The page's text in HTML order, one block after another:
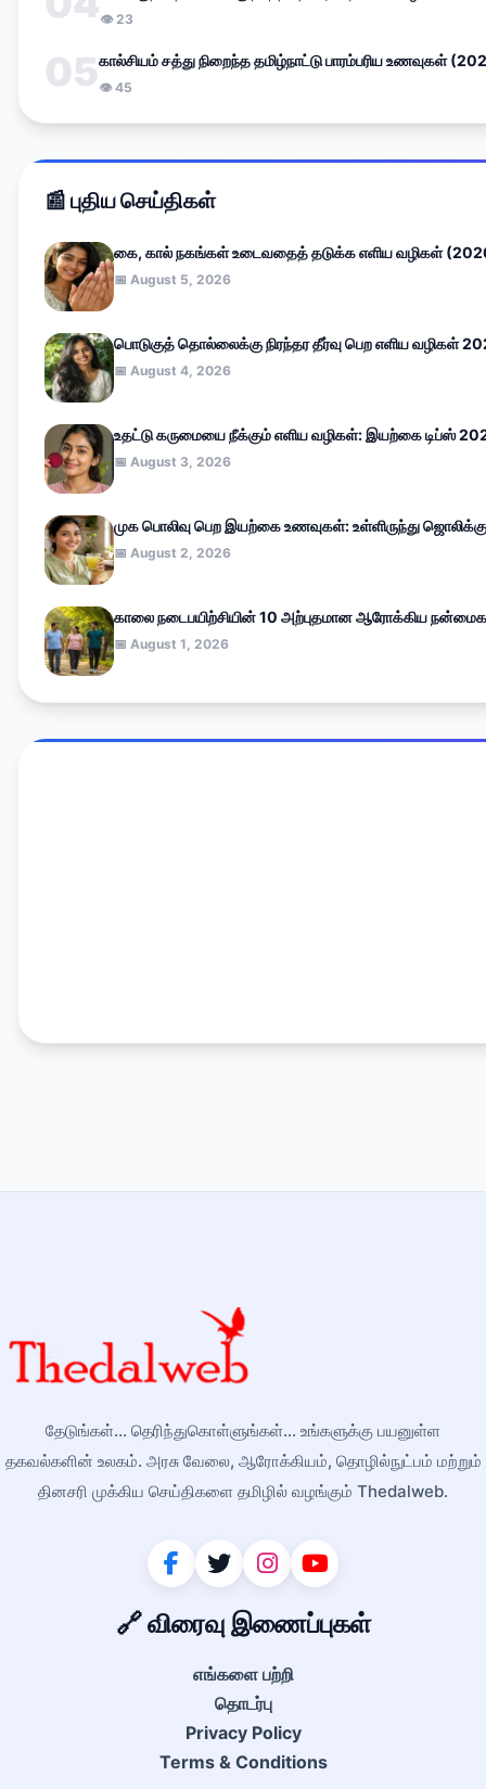
👁 23
05கால்சியம் சத்து நிறைந்த தமிழ்நாட்டு பாரம்பரிய உணவுகள்
👁 45
📰 புதிய செய்திகள்
கை, கால் நகங்கள் உடைவதைத் தடுக்க எளிய வழிகள்
📅 August 5, 2026
பொடுகுத் தொல்லைக்கு நிரந்தர தீர்வு பெற எளிய வழிகள்
📅 August 4, 2026
உதட்டு கருமையை நீக்கும் எளிய வழிகள்: இயற்கை டிப்ஸ்
📅 August 3, 2026
முக பொலிவு பெற இயற்கை உணவுகள்: உள்ளிருந்து
📅 August 2, 2026
காலை நடைபயிற்சியின் 10 அற்புதமான ஆரோக்கிய
📅 August 1, 2026
தேடுங்கள்... தெரிந்துகொள்ளுங்கள்... உங்களுக்கு பயனுள்ள
தகவல்களின் உலகம். அரசு வேலை, ஆரோக்கியம், தொழில்நுட்பம் மற்றும்
தினசரி முக்கிய செய்திகளை தமிழில் வழங்கும் Thedalweb.
🔗 விரைவு இணைப்புகள்
எங்களை பற்றி
தொடர்பு
Privacy Policy
Terms & Conditions